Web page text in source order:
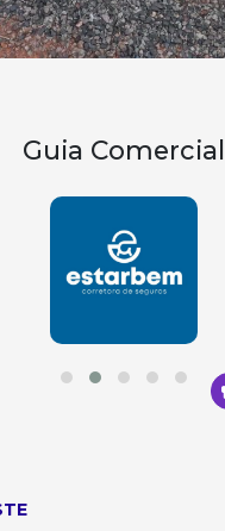
Guia Comercial